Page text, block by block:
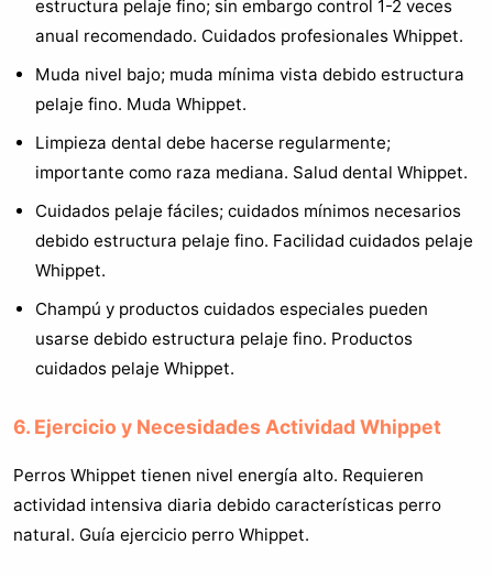
estructura pelaje fino; sin embargo control 1-2 veces
anual recomendado. Cuidados profesionales Whippet.
Muda nivel bajo; muda mínima vista debido estructura
pelaje fino. Muda Whippet.
Limpieza dental debe hacerse regularmente;
importante como raza mediana. Salud dental Whippet.
Cuidados pelaje fáciles; cuidados mínimos necesarios
debido estructura pelaje fino. Facilidad cuidados pelaje
Whippet.
Champú y productos cuidados especiales pueden
usarse debido estructura pelaje fino. Productos
cuidados pelaje Whippet.
6. Ejercicio y Necesidades Actividad Whippet
Perros Whippet tienen nivel energía alto. Requieren
actividad intensiva diaria debido características perro
natural. Guía ejercicio perro Whippet.